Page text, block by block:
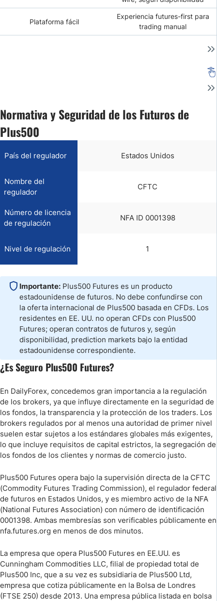
Plataforma fácil
Experiencia futures-first para
trading manual
Normativa y Seguridad de los Futuros de
Plus500
País del regulador Estados Unidos
Nombre del
regulador
CFTC
Número de licencia
de regulación
NFA ID 0001398
Nivel de regulación 1
Importante: Plus500 Futures es un producto
estadounidense de futuros. No debe confundirse con
la oferta internacional de Plus500 basada en CFDs. Los
residentes en EE. UU. no operan CFDs con Plus500
Futures; operan contratos de futuros y, según
disponibilidad, prediction markets bajo la entidad
estadounidense correspondiente.
¿Es Seguro Plus500 Futures?
En DailyForex, concedemos gran importancia a la regulación
de los brokers, ya que influye directamente en la seguridad de
los fondos, la transparencia y la protección de los traders. Los
brokers regulados por al menos una autoridad de primer nivel
suelen estar sujetos a los estándares globales más exigentes,
lo que incluye requisitos de capital estrictos, la segregación de
los fondos de los clientes y normas de comercio justo.
Plus500 Futures opera bajo la supervisión directa de la CFTC
(Commodity Futures Trading Commission), el regulador federal
de futuros en Estados Unidos, y es miembro activo de la NFA
(National Futures Association) con número de identificación
0001398. Ambas membresías son verificables públicamente en
nfa.futures.org en menos de dos minutos.
La empresa que opera Plus500 Futures en EE.UU. es
Cunningham Commodities LLC, filial de propiedad total de
Plus500 Inc, que a su vez es subsidiaria de Plus500 Ltd,
empresa que cotiza públicamente en la Bolsa de Londres
(FTSE 250) desde 2013. Una empresa pública listada en bolsa